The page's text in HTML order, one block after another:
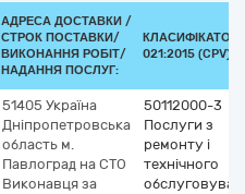
АДРЕСА ДОСТАВКИ /
СТРОК ПОСТАВКИ/
ВИКОНАННЯ РОБІТ/
НАДАННЯ ПОСЛУГ:
КЛАСИФІКАТОР
021:2015 (CPV)
51405 Україна
Дніпропетровська
область м.
Павлоград на СТО
Виконавця за
50112000-3
Послуги з
ремонту і
технічного